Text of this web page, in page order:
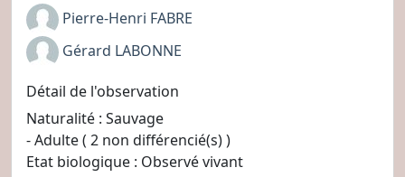
Pierre-Henri FABRE
Gérard LABONNE
Détail de l'observation
Naturalité : Sauvage
- Adulte ( 2 non différencié(s) )
Etat biologique : Observé vivant